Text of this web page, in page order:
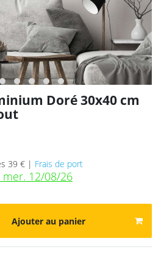
Doré 30x40 cm
39 € | Frais de port
12/08/26
Ajouter au panier